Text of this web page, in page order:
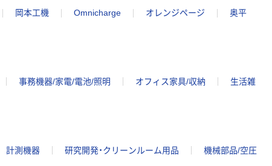
岡本工機 Omnicharge オレンジページ
奥平
事務機器/家電/電池/照明 オフィス家具/収納
生活雑
計測機器 研究開発・クリーンルーム用品
機械部品/空圧